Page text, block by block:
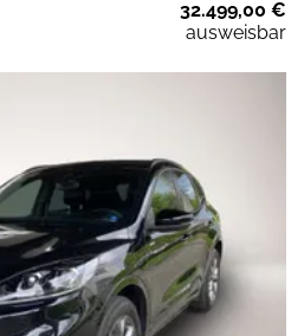
32.499,00 €
ausweisbar